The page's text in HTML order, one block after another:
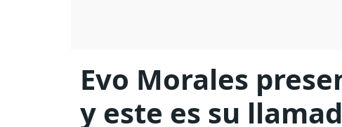
Evo Morales
y este es su